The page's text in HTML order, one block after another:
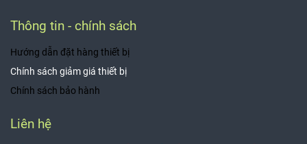
Thông tin - chính sách
Hướng dẫn đặt hàng thiết bị
Chính sách giảm giá thiết bị
Chính sách bảo hành
Liên hệ